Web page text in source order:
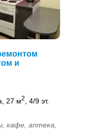
и
27 м2
, 4/9 эт.
кафе, аптека,